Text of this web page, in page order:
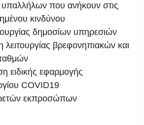
υπαλλήλων που ανήκουν στις
κινδύνου
δημοσίων υπηρεσιών
λειτουργίας βρεφονηπιακών και
ειδικής εφαρμογής
COVID19
εκπροσώπων